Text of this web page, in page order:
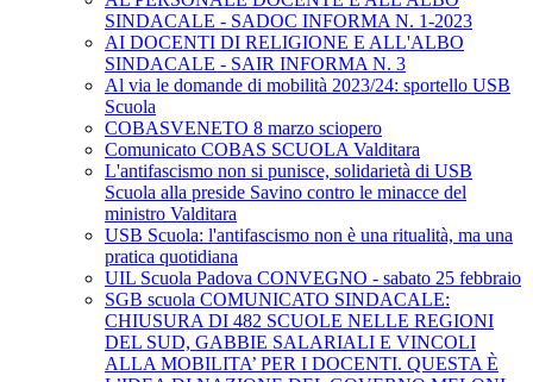
SINDACALE - SADOC INFORMA N. 1-2023
AI DOCENTI DI RELIGIONE E ALL'ALBO
SINDACALE - SAIR INFORMA N. 3
Al via le domande di mobilità 2023/24: sportello USB
Scuola
COBASVENETO 8 marzo sciopero
Comunicato COBAS SCUOLA Valditara
L'antifascismo non si punisce, solidarietà di USB
Scuola alla preside Savino contro le minacce del
ministro Valditara
USB Scuola: l'antifascismo non è una ritualità, ma una
pratica quotidiana
UIL Scuola Padova CONVEGNO - sabato 25 febbraio
SGB scuola COMUNICATO SINDACALE:
CHIUSURA DI 482 SCUOLE NELLE REGIONI
DEL SUD, GABBIE SALARIALI E VINCOLI
ALLA MOBILITA’ PER I DOCENTI. QUESTA È